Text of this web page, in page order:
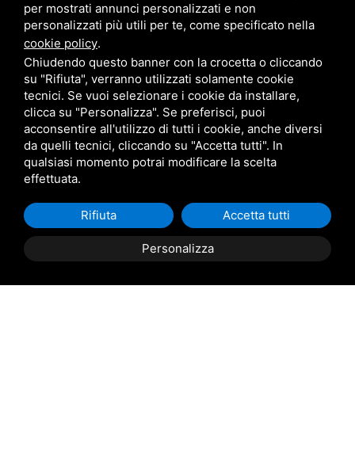
Belair
Giardini Veneti
Star Progetti
Giulio Barbieri
Trasporto e consegna in tutta
per mostrati annunci personalizzati e non
personalizzati più utili per te, come specificato nella
cookie policy.
Chiudendo questo banner con la crocetta o cliccando
su "Rifiuta", verranno utilizzati solamente cookie
tecnici. Se vuoi selezionare i cookie da installare,
clicca su "Personalizza". Se preferisci, puoi
acconsentire all'utilizzo di tutti i cookie, anche diversi
da quelli tecnici, cliccando su "Accetta tutti". In
qualsiasi momento potrai modificare la scelta
effettuata.
Personalizza
Rifiuta Accetta tutti